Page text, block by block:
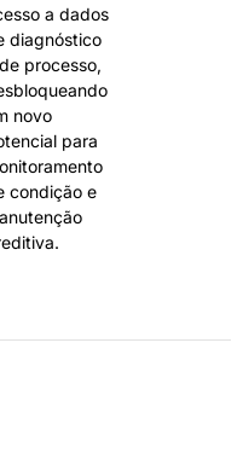
a dados
diagnóstico
processo,
novo
para
condição e